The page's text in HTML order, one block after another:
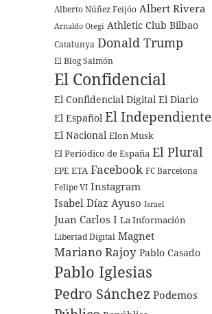
Alberto Núñez Feijóo Albert Rivera
Arnaldo Otegi Athletic Club Bilbao
Catalunya Donald Trump
El Blog Salmón
El Confidencial
El Confidencial Digital El Diario
El Español El Independiente
El Nacional Elon Musk
El Periódico de España El Plural
EPE ETA Facebook FC Barcelona
Felipe VI Instagram
Isabel Díaz Ayuso Israel
Juan Carlos I La Información
Libertad Digital Magnet
Mariano Rajoy Pablo Casado
Pablo Iglesias
Pedro Sánchez Podemos